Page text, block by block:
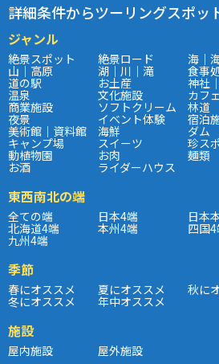
詳細条件からツーリングスポッ
ジャンル
絶景スポット 絶景ロード 海｜
山｜高原 湖｜川｜滝 食事
道の駅 お土産 神社
温泉 文化施設 カフ
商業施設 ソフトクリーム 林道
夜景 イベント体験 宿泊
美術館｜資料館 海鮮 ダム
キャンプ場 スイーツ 珍ス
動植物園 お肉 麺類
お酒 ライダーハウス
東西南北の端
全ての端 日本4端 日本
北海道4端 本州4端 四国4
九州4端
季節
春にオススメ 夏にオススメ 秋に
冬にオススメ 年中オススメ
施設
屋内施設 屋外施設